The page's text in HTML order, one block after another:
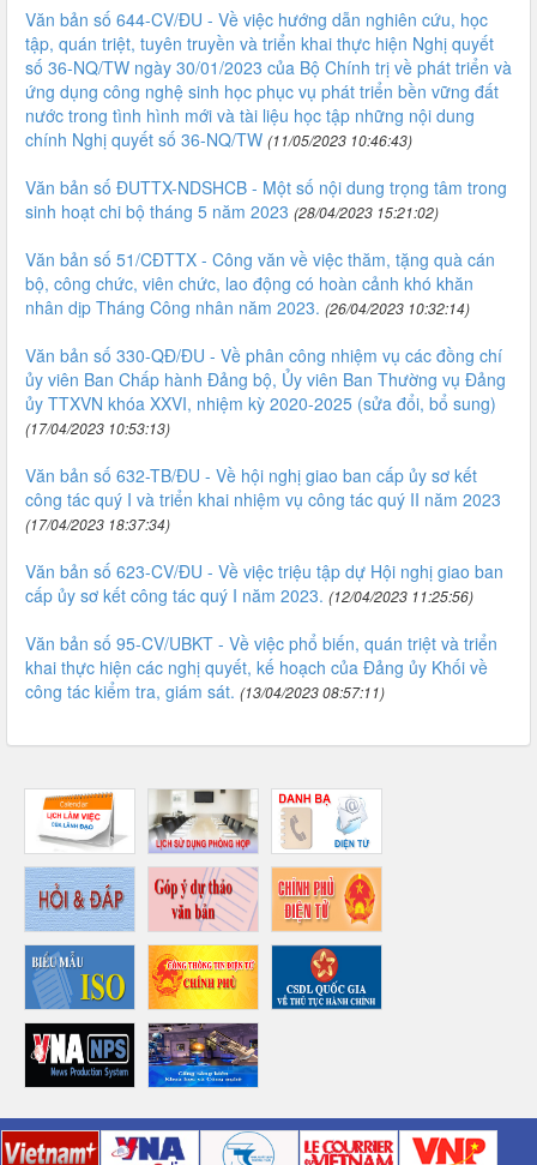
Văn bản số 644-CV/ĐU - Về việc hướng dẫn nghiên cứu, học
tập, quán triệt, tuyên truyền và triển khai thực hiện Nghị quyết
số 36-NQ/TW ngày 30/01/2023 của Bộ Chính trị về phát triển và
ứng dụng công nghệ sinh học phục vụ phát triển bền vững đất
nước trong tình hình mới và tài liệu học tập những nội dung
chính Nghị quyết số 36-NQ/TW (11/05/2023 10:46:43)
Văn bản số ĐUTTX-NDSHCB - Một số nội dung trọng tâm trong
sinh hoạt chi bộ tháng 5 năm 2023 (28/04/2023 15:21:02)
Văn bản số 51/CĐTTX - Công văn về việc thăm, tặng quà cán
bộ, công chức, viên chức, lao động có hoàn cảnh khó khăn
nhân dịp Tháng Công nhân năm 2023. (26/04/2023 10:32:14)
Văn bản số 330-QĐ/ĐU - Về phân công nhiệm vụ các đồng chí
ủy viên Ban Chấp hành Đảng bộ, Ủy viên Ban Thường vụ Đảng
ủy TTXVN khóa XXVI, nhiệm kỳ 2020-2025 (sửa đổi, bổ sung)
(17/04/2023 10:53:13)
Văn bản số 632-TB/ĐU - Về hội nghị giao ban cấp ủy sơ kết
công tác quý I và triển khai nhiệm vụ công tác quý II năm 2023
(17/04/2023 18:37:34)
Văn bản số 623-CV/ĐU - Về việc triệu tập dự Hội nghị giao ban
cấp ủy sơ kết công tác quý I năm 2023. (12/04/2023 11:25:56)
Văn bản số 95-CV/UBKT - Về việc phổ biến, quán triệt và triển
khai thực hiện các nghị quyết, kế hoạch của Đảng ủy Khối về
công tác kiểm tra, giám sát. (13/04/2023 08:57:11)